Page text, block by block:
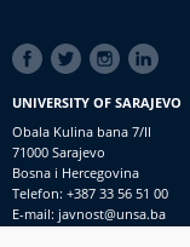
SOCIAL
LINKS
UNIVERSITY OF SARAJEVO
Obala Kulina bana 7/II
71000 Sarajevo
Bosna i Hercegovina
Telefon: +387 33 56 51 00
E-mail: javnost@unsa.ba